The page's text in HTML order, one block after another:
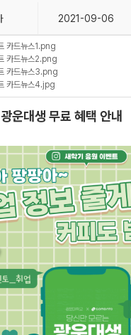
2021-09-06
카드뉴스1.png
카드뉴스2.png
카드뉴스3.png
카드뉴스4.jpg
운대생 무료 혜택 안내